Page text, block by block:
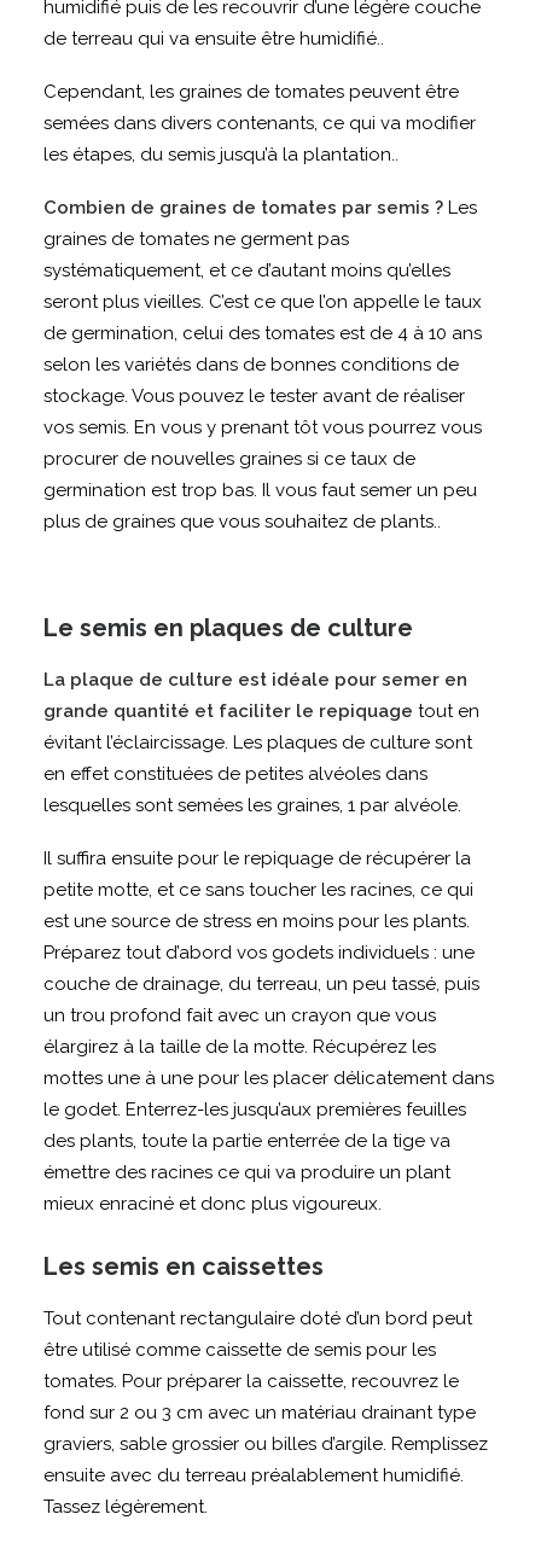
humidifié puis de les recouvrir d’une légère couche
de terreau qui va ensuite être humidifié..
Cependant, les graines de tomates peuvent être
semées dans divers contenants, ce qui va modifier
les étapes, du semis jusqu’à la plantation..
Combien de graines de tomates par semis ? Les
graines de tomates ne germent pas
systématiquement, et ce d’autant moins qu’elles
seront plus vieilles. C’est ce que l’on appelle le taux
de germination, celui des tomates est de 4 à 10 ans
selon les variétés dans de bonnes conditions de
stockage. Vous pouvez le tester avant de réaliser
vos semis. En vous y prenant tôt vous pourrez vous
procurer de nouvelles graines si ce taux de
germination est trop bas. Il vous faut semer un peu
plus de graines que vous souhaitez de plants..
Le semis en plaques de culture
La plaque de culture est idéale pour semer en
grande quantité et faciliter le repiquage tout en
évitant l’éclaircissage. Les plaques de culture sont
en effet constituées de petites alvéoles dans
lesquelles sont semées les graines, 1 par alvéole.
Il suffira ensuite pour le repiquage de récupérer la
petite motte, et ce sans toucher les racines, ce qui
est une source de stress en moins pour les plants.
Préparez tout d’abord vos godets individuels : une
couche de drainage, du terreau, un peu tassé, puis
un trou profond fait avec un crayon que vous
élargirez à la taille de la motte. Récupérez les
mottes une à une pour les placer délicatement dans
le godet. Enterrez-les jusqu’aux premières feuilles
des plants, toute la partie enterrée de la tige va
émettre des racines ce qui va produire un plant
mieux enraciné et donc plus vigoureux.
Les semis en caissettes
Tout contenant rectangulaire doté d’un bord peut
être utilisé comme caissette de semis pour les
tomates. Pour préparer la caissette, recouvrez le
fond sur 2 ou 3 cm avec un matériau drainant type
graviers, sable grossier ou billes d’argile. Remplissez
ensuite avec du terreau préalablement humidifié.
Tassez légèrement.